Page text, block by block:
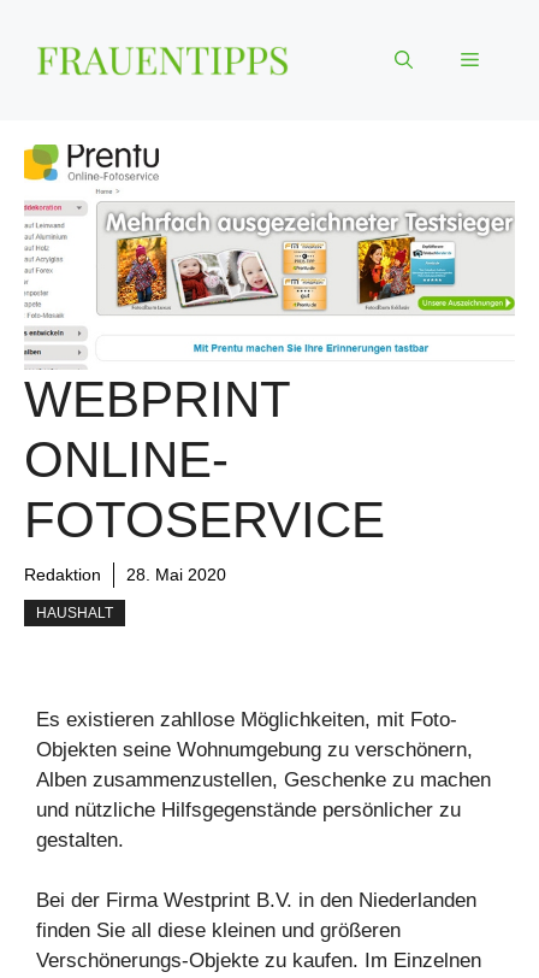
Inhalt
springen
Menü
WEBPRINT
ONLINE-
FOTOSERVICE
Redaktion 28. Mai 2020
HAUSHALT
Es existieren zahllose Möglichkeiten, mit Foto-
Objekten seine Wohnumgebung zu verschönern,
Alben zusammenzustellen, Geschenke zu machen
und nützliche Hilfsgegenstände persönlicher zu
gestalten.
Bei der Firma Westprint B.V. in den Niederlanden
finden Sie all diese kleinen und größeren
Verschönerungs-Objekte zu kaufen. Im Einzelnen